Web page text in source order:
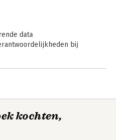
data
bij
focus aan te brengen
& estimates (OPME) als
kochten,